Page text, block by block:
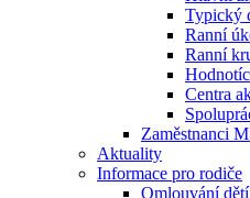
Typický
Ranní
Ranní
Centra
Zaměstnanci
Aktuality
Informace pro rodiče
Omlouvání dětí